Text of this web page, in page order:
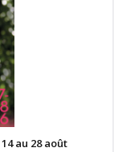
au 28 août